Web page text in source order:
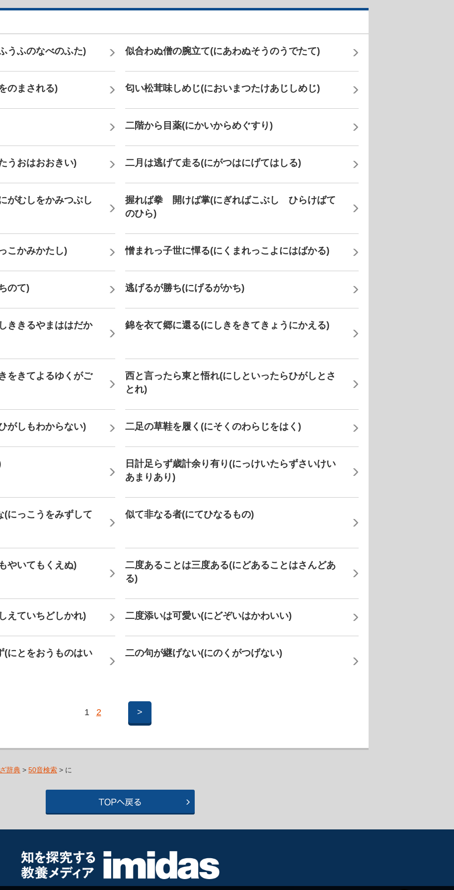
うふのなべのふた) 似合わぬ僧の腕立て(にあわぬそうのうでたて)
のまされる) 匂い松茸味しめじ(においまつたけあじしめじ)
二階から目薬(にかいからめぐすり)
うおはおおきい) 二月は逃げて走る(にがつはにげてはしる)
がむしをかみつぶし
握れば拳 開けば掌(にぎればこぶし ひらけばて
のひら)
こかみかたし) 憎まれっ子世に憚る(にくまれっこよにはばかる)
のて) 逃げるが勝ち(にげるがかち)
ききるやまははだか
錦を衣て郷に還る(にしきをきてきょうにかえる)
をきてよるゆくがご
西と言ったら東と悟れ(にしといったらひがしとさ
とれ)
がしもわからない) 二足の草鞋を履く(にそくのわらじをはく)
日計足らず歳計余り有り(にっけいたらずさいけい
あまりあり)
(にっこうをみずして
似て非なる者(にてひなるもの)
やいてもくえぬ)
二度あることは三度ある(にどあることはさんどあ
る)
えていちどしかれ) 二度添いは可愛い(にどぞいはかわいい)
(にとをおうものはい
二の句が継げない(にのくがつげない)
1 2 >
辞典 > 50音検索 > に